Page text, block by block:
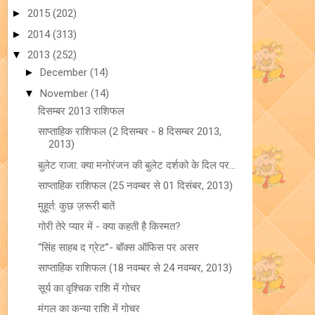
► 2015 (202)
► 2014(313)
▼ 2013 (252)
► December (14)
▼ November (14)
दिसम्बर 2013 राशिफल
साप्ताहिक राशिफल (2 दिसम्बर - 8 दिसम्बर 2013,
2013)
बुलेट राजा: क्या मनोरंजन की बुलेट दर्शको के दिल पर...
साप्ताहिक राशिफल (25 नवम्बर से 01 दिसंबर, 2013)
मुहूर्त: कुछ ज़रूरी बातें
गोरी तेरे प्यार में - क्या कहती है किस्मत?
“सिंह साहब द ग्रेट”- बॉक्स ऑफिस पर असर
साप्ताहिक राशिफल (18 नवम्बर से 24 नवम्बर, 2013)
सूर्य का वृश्चिक राशि में गोचर
मंगल का कन्या राशि में गोचर